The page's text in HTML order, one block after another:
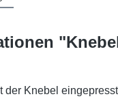
der Knebel